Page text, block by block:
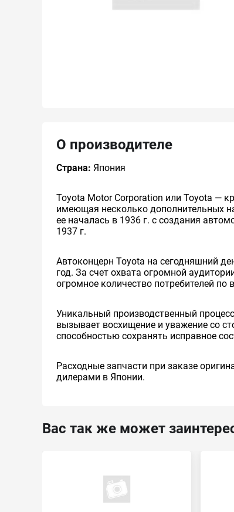
О производителе
Страна: Япония
Toyota Motor Corporation или Toyota —
имеющая несколько дополнительных
ее началась в 1936 г. с создания
1937 г.
Автоконцерн Toyota на сегодняшний
год. За счет охвата огромной
огромное количество потребителей по
Уникальный производственный
вызывает восхищение и уважение со
способностью сохранять исправное
Расходные запчасти при заказе
дилерами в Японии.
Вас так же может